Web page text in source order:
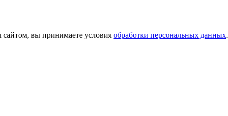
сайтом, вы принимаете условия обработки персональных данных.